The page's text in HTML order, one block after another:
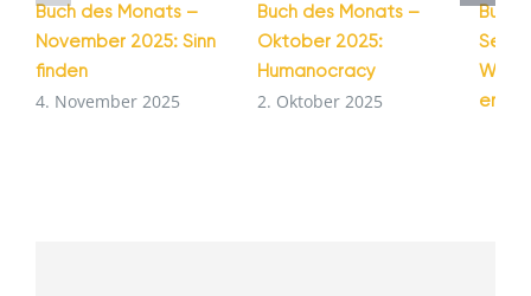
Buch des Monats –
November 2025: Sinn
finden
4. November 2025
Buch des Monats –
Oktober 2025:
Humanocracy
2. Oktober 2025
Buch
Wie